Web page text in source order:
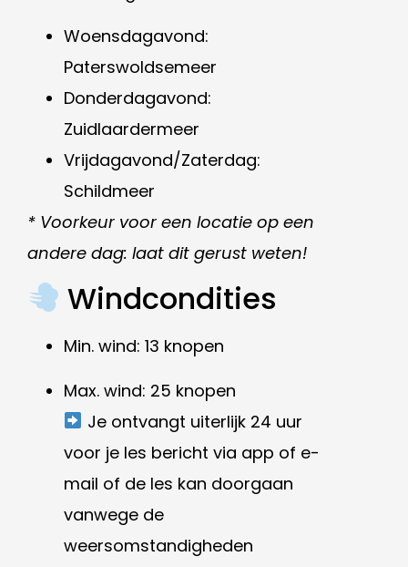
Woensdagavond:
Paterswoldsemeer
Donderdagavond:
Zuidlaardermeer
Vrijdagavond/Zaterdag:
Schildmeer
* Voorkeur voor een locatie op een
andere dag: laat dit gerust weten!
Windcondities
Min. wind: 13 knopen
Max. wind: 25 knopen
Je ontvangt uiterlijk 24 uur
voor je les bericht via app of e-
mail of de les kan doorgaan
vanwege de
weersomstandigheden